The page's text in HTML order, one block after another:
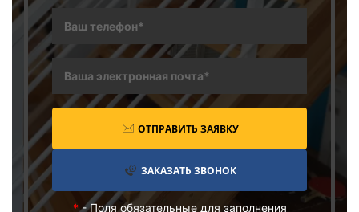
ОТПРАВИТЬ ЗАЯВКУ
ЗАКАЗАТЬ ЗВОНОК
*- Поля обязательные для заполнения